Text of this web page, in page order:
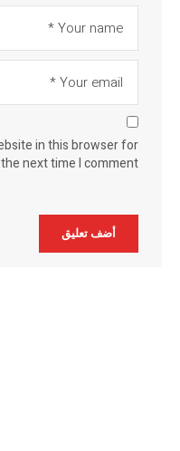
in this browser for
the next time I comment.